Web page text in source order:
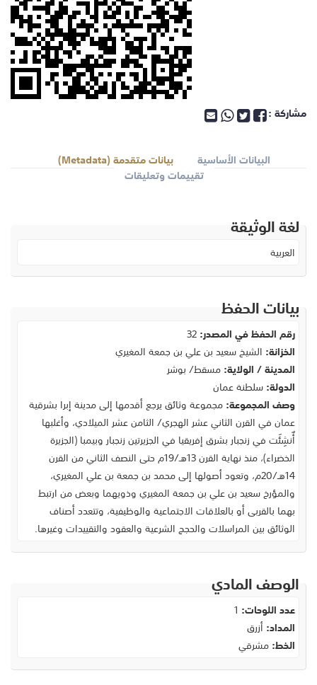
مشاركة :
البيانات الأساسية
بيانات متقدمة (Metadata)
تقييمات وتعليقات
لغة الوثيقة
العربية
بيانات الحفظ
رقم الحفظ في المصدر:32
الخزانة: الشيخ سعيد بن علي بن جمعة المغيري
المدينة / الولاية:مسقط/ بوشر
الدولة:سلطنة عمان
وصف المجموعة:
مجموعة وثائق يرجع أقدمها إلى مدينة إبرا بشرقية
عمان في القرن الثاني عشر الهجري/ الثامن عشر الميلادي، وأغلبها
أٌنشِئَت في زنجبار بشرق إفريقيا في الجزيرتين زنجبار وبيمبا (الجزيرة
الخضراء)، منذ نهاية القرن 13هـ/19م حتى النصف الثاني من القرن
14هـ/20م، وتعود أصولها إلى محمد بن جمعة بن علي المغيري،
والمؤرخ سعيد بن علي بن جمعة المغيري وذويهما وبعض من ارتبط
بهما بالقربى أو بالعلاقات الاجتماعية والوظيفية، وتتعدد أصناف
الوثائق بين المراسلات والحجج الشرعية والعقود والتقييدات وغيرها.
الوصف المادي
عدد اللوحات: 1
المداد: أزرق
الخط:مشرقي